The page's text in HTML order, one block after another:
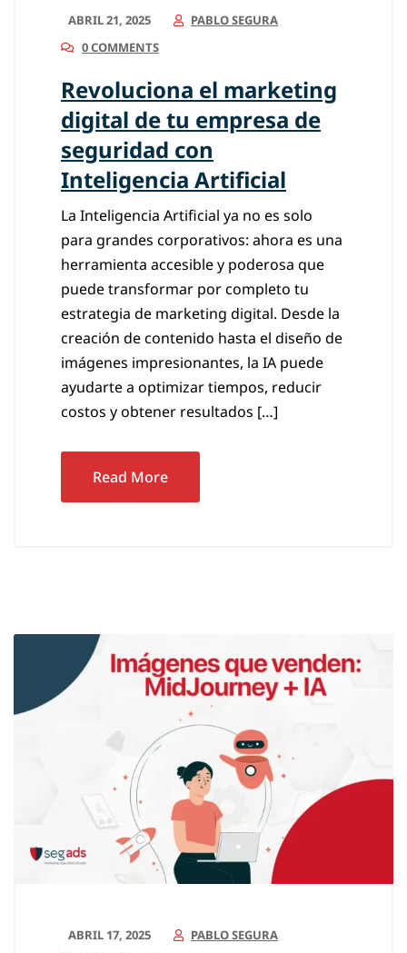
ABRIL 21, 2025
PABLO SEGURA
0 COMMENTS
Revoluciona el marketing
digital de tu empresa de
seguridad con
Inteligencia Artificial
La Inteligencia Artificial ya no es solo
para grandes corporativos: ahora es una
herramienta accesible y poderosa que
puede transformar por completo tu
estrategia de marketing digital. Desde la
creación de contenido hasta el diseño de
imágenes impresionantes, la IA puede
ayudarte a optimizar tiempos, reducir
costos y obtener resultados […]
Read More
ABRIL 17, 2025
PABLO SEGURA